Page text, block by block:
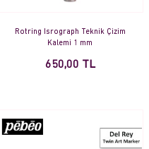
Rotring Isrograph Teknik Çizim
Kalemi 1 mm
650,00 TL